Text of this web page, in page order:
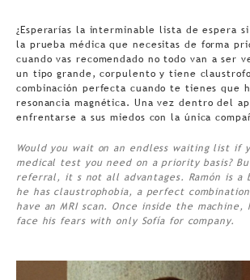
¿Esperarías la interminable lista de espera
la prueba médica que necesitas de forma
cuando vas recomendado no todo van a ser
un tipo grande, corpulento y tiene
combinación perfecta cuando te tienes que
resonancia magnética. Una vez dentro del
enfrentarse a sus miedos con la única
Would you wait on an endless waiting list if
medical test you need on a priority basis?
referral, it s not all advantages. Ramón is a
he has claustrophobia, a perfect
have an MRI scan. Once inside the
face his fears with only Sofía for company.